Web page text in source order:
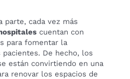
parte, cada vez más
cuentan con
para fomentar la
De hecho, los
están convirtiendo en una
renovar los espacios de